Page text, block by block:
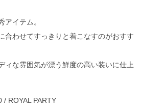
アイテム。
合わせてすっきりと着こなすのがおすす
ィな雰囲気が漂う鮮度の高い装いに仕上
/ ROYAL PARTY